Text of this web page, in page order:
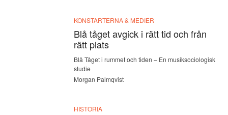
KONSTARTERNA & MEDIER
Blå tåget avgick i rätt tid och från
rätt plats
Blå Tåget i rummet och tiden – En musiksociologisk
studie
Morgan Palmqvist
HISTORIA